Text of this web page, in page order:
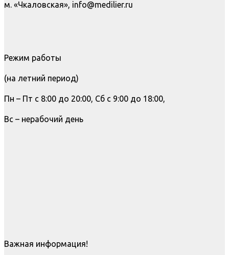
м. «Чкаловская», info@medilier.ru
Режим работы
(на летний период)
Пн – Пт с 8:00 до 20:00, Сб с 9:00 до 18:00,
Вс – нерабочий день
Важная информация!